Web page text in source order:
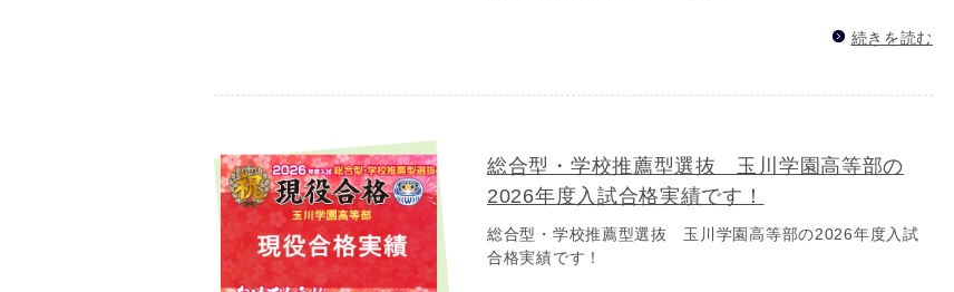
続きを読む
総合型・学校推薦型選抜 玉川学園高等部の
2026年度入試合格実績です！
総合型・学校推薦型選抜 玉川学園高等部の2026年度入試
合格実績です！